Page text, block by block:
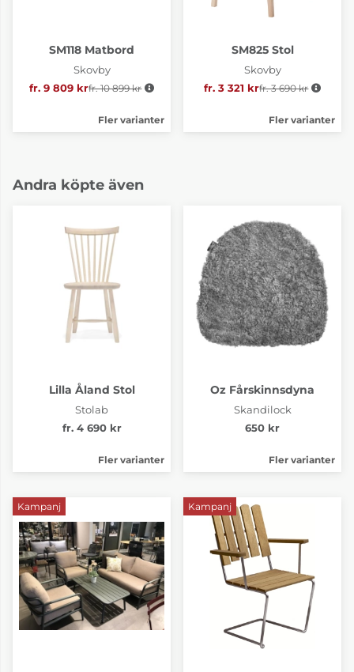
SM118 Matbord
Skovby
fr. 9 809 kr Ordinarie pris:
fr. 10 899 kr
Fler varianter
SM825 Stol
Skovby
fr. 3 321 kr Ordinarie pris:
fr. 3 690 kr
Fler varianter
Andra köpte även
Lilla Åland Stol
Stolab
fr. 4 690 kr
Fler varianter
Oz Fårskinnsdyna
Skandilock
650 kr
Fler varianter
Kampanj Kampanj